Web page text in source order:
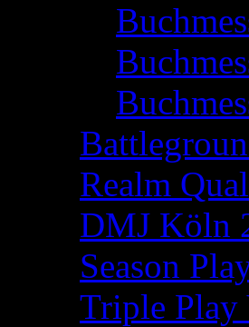
Realm
DMJ Köln
Season
Triple Play